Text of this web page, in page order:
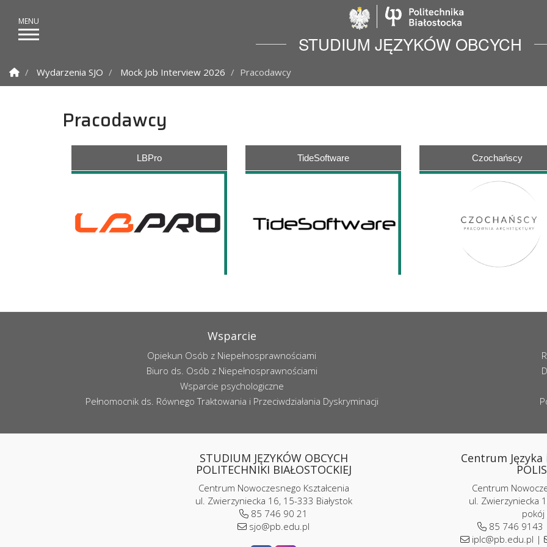
STUDIUM JĘZYKÓW OBCYCH
Strona Główna
Wydarzenia SJO Mock Job Interview 2026 Pracodawcy
Pracodawcy
LBPro TideSoftware Czochańscy
Wsparcie
Opiekun Osób z Niepełnosprawnościami
Biuro ds. Osób z Niepełnosprawnościami
Wsparcie psychologiczne
Pełnomocnik ds. Równego Traktowania i Przeciwdziałania Dyskryminacji
STUDIUM JĘZYKÓW OBCYCH
POLITECHNIKI BIAŁOSTOCKIEJ
Centrum Nowoczesnego Kształcenia
ul. Zwierzyniecka 16, 15-333 Białystok
85 746 90 21
sjo@pb.edu.pl
Centrum
Centrum
ul. Zwierzyniecka
85 746 9143
iplc@pb.edu.pl |